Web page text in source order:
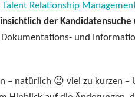
Relationship
der Kandidatensuche
und
– natürlich 😉 viel zu kurzen –